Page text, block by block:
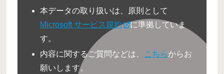
本データの取り扱いは、原則として
Microsoft サービス規約
に準拠していま
す。
内容に関するご質問などは、 こちらからお
願いします。